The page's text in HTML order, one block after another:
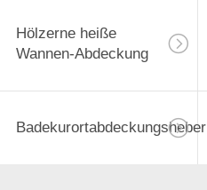
Hölzerne heiße
Wannen-Abdeckung
Badekurortabdeckungsheber